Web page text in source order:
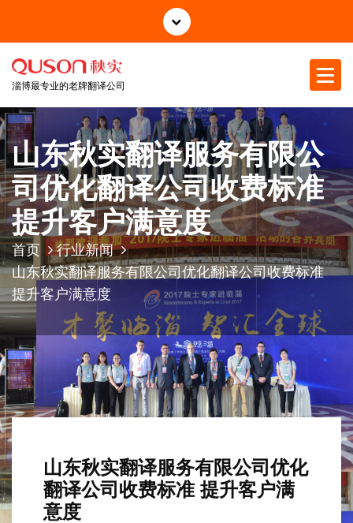
正
淄博最专业的老牌翻译公司
山东秋实翻译服务有限公
司优化翻译公司收费标准
提升客户满意度
首页
行业新闻
山东秋实翻译服务有限公司优化翻译公司收费标准
提升客户满意度
山东秋实翻译服务有限公司优化
翻译公司收费标准 提升客户满
意度